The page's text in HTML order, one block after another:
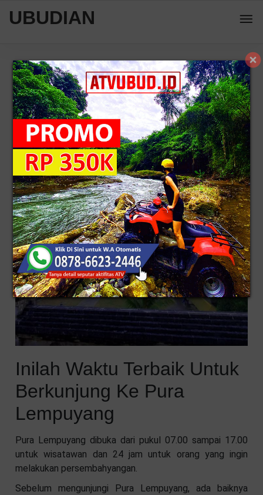
UBUDIAN
Home Wisata Pura
Inilah Waktu Terbaik Untuk Berkunjung
Ke Pura Lempuyang
5/130
Reviews
14416 view
Inilah Waktu Terbaik Untuk
Berkunjung Ke Pura
Lempuyang
Pura Lempuyang dibuka dari pukul 07.00 sampai 17.00
untuk wisatawan dan 24 jam untuk orang yang ingin
melakukan persembahyangan.
Sebelum mengunjungi Pura Lempuyang, ada baiknya